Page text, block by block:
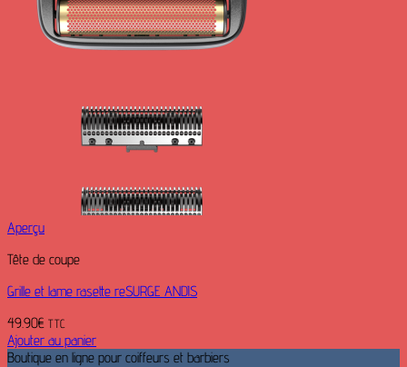
Aperçu
Tête de coupe
Grille et lame rasette reSURGE ANDIS
49.90€ TTC
Ajouter au panier
Boutique en ligne pour coiffeurs et barbiers